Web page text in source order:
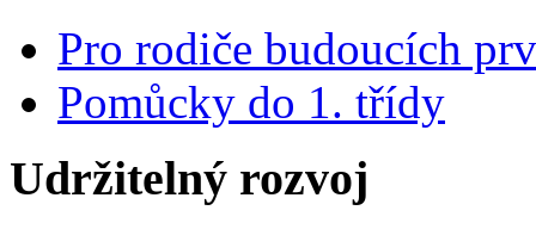
Pro rodiče budoucích
Pomůcky do 1. třídy
Udržitelný rozvoj